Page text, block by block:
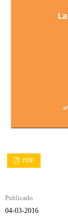
PDF
Publicado
04-03-2016